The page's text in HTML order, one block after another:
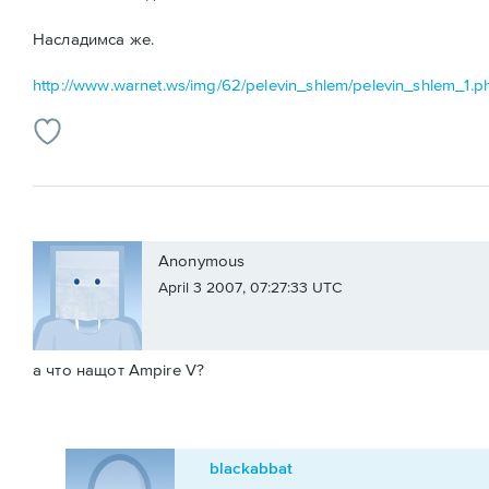
Насладимса же.
http://www.warnet.ws/img/62/pelevin_shlem/
Anonymous
April 3 2007, 07:27:33 UTC
а что нащот Ampire V?
blackabbat